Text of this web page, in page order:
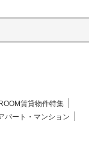
賃貸物件特集
パート・マンション